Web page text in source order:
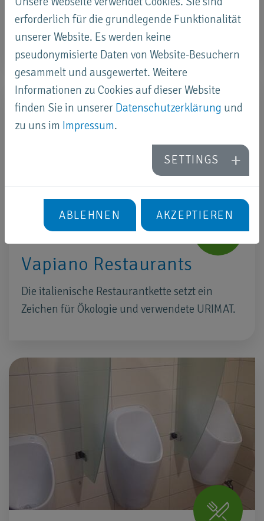
Die Outback Lodage in Winterthur setzt seit
Jahren ein Zeichen zum Thema Wassersparen.
Vapiano Restaurants
Die italienische Restaurantkette setzt ein
Zeichen für Ökologie und verwendete URIMAT.
erforderlich für die grundlegende Funktionalität
unserer Website. Es werden keine
pseudonymisierte Daten von Website-Besuchern
gesammelt und ausgewertet. Weitere
Informationen zu Cookies auf dieser Website
finden Sie in unserer Datenschutzerklärung und
zu uns im Impressum.
SETTINGS
ABLEHNEN AKZEPTIEREN